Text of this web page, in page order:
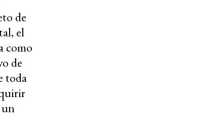
de
el
como
de
toda